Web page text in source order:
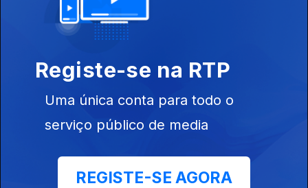
Registe-se na RTP
Uma única conta para todo o
serviço público de media
REGISTE-SE AGORA